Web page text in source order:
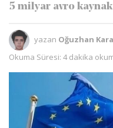
5 milyar avro kaynak
yazan Oğuzhan
Okuma Süresi: 4 dakika